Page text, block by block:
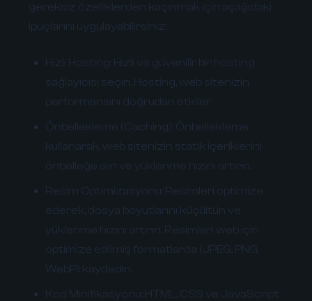
gereksiz özelliklerden kaçınmak için aşağıdaki
ipuçlarını uygulayabilirsiniz:
Hızlı Hosting: Hızlı ve güvenilir bir hosting
sağlayıcısı seçin. Hosting, web sitenizin
performansını doğrudan etkiler.
Önbellekleme (Caching): Önbellekleme
kullanarak, web sitenizin statik içeriklerini
önbelleğe alın ve yüklenme hızını artırın.
Resim Optimizasyonu: Resimleri optimize
ederek, dosya boyutlarını küçültün ve
yüklenme hızını artırın. Resimleri web için
optimize edilmiş formatlarda (JPEG, PNG,
WebP) kaydedin.
Kod Minifikasyonu: HTML, CSS ve JavaScript